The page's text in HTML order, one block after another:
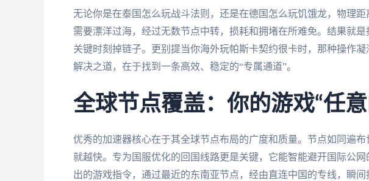
无论你是在泰国怎么玩战斗法则，还是在德国怎么玩饥饿龙，物理
需要漂洋过海，经过无数节点中转，损耗和拥堵在所难免。结果就是
关键时刻掉链子。更别提当你海外玩帕斯卡契约很卡时，那种操作凝
解决之道，在于找到一条高效、稳定的“专属通道”。
全球节点覆盖：你的游戏“任意
优秀的加速器核心在于其全球节点布局的广度和质量。节点如同遍
就越快。专为国服优化的回国线路更是关键，它能智能避开国际公
出的游戏指令，通过最近的东南亚节点，经由直连中国的专线，瞬